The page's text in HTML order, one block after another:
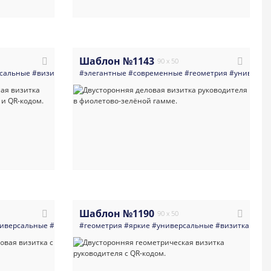
#правительство #темная_визитка#многоцелевые#герб
#визитка #минимализм#qr_код#яркая_визитка
Шаблон №1143 90 x 50
#элегантные #современные #геометрия
#визитная_карточка#бизнес_визитка
#визитка#qr_код#темная_визитка#черно_белое
Шаблон №1190 90 x 50
#геометрия #яркие #универсальные #визитка